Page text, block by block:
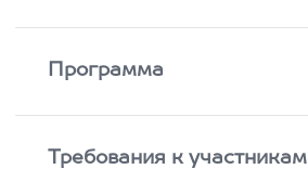
Программа
Требования к участникам